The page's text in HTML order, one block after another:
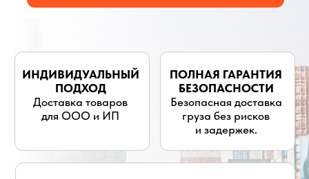
Срок доставки от 3х дней
Стоимость от 0.7 $/кг